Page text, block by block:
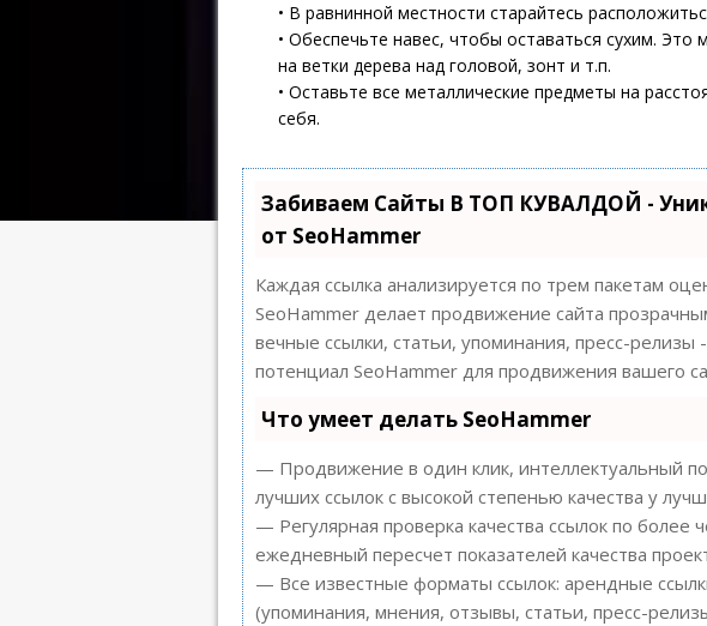
• В равнинной местности старайтесь
• Обеспечьте навес, чтобы оставаться сухим.
на ветки дерева над головой, зонт и т.п.
• Оставьте все металлические предметы на
себя.
Забиваем Сайты В ТОП КУВАЛДОЙ -
от SeoHammer
Каждая ссылка анализируется по трем пакетам
SeoHammer делает продвижение сайта
вечные ссылки, статьи, упоминания, пресс-релизы
потенциал SeoHammer для продвижения вашего
Что умеет делать SeoHammer
— Продвижение в один клик, интеллектуальный
лучших ссылок с высокой степенью качества у
— Регулярная проверка качества ссылок по более
ежедневный пересчет показателей качества
— Все известные форматы ссылок: арендные
(упоминания, мнения, отзывы, статьи, пресс-